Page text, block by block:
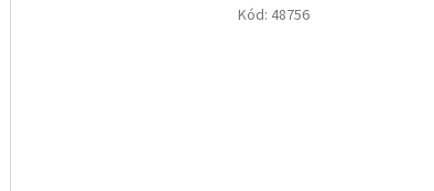
Kód: 48756